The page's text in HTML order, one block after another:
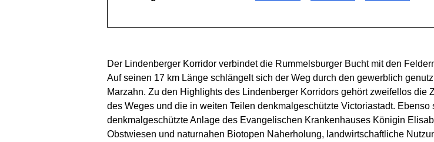
Der Lindenberger Korridor verbindet die Rummelsburger Bucht mit den
Auf seinen 17 km Länge schlängelt sich der Weg durch den gewerblich
Marzahn. Zu den Highlights des Lindenberger Korridors gehört zweifellos
des Weges und die in weiten Teilen denkmalgeschützte Victoriastadt. Ebenso
denkmalgeschützte Anlage des Evangelischen Krankenhauses Königin
Obstwiesen und naturnahen Biotopen Naherholung, landwirtschaftliche